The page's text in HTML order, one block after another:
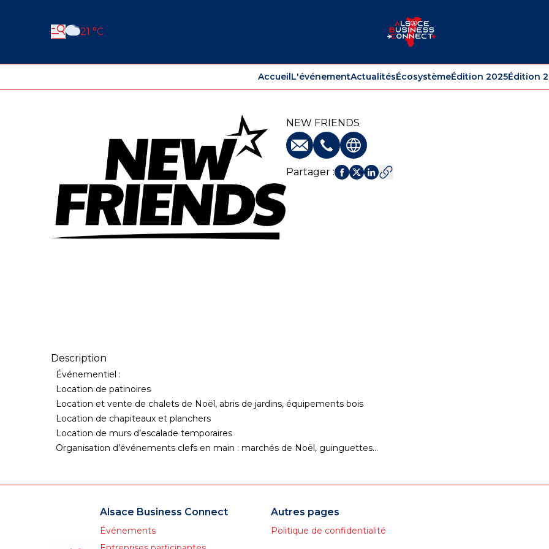
21 °C
AccueilL'événementActualitésÉcosystèmeÉdition 2025Édition
NEW FRIENDS
E-mailTéléphone
Site web
Partager :
Description
Événementiel :
Location de patinoires
Location et vente de chalets de Noël, abris de jardins, équipements bois
Location de chapiteaux et planchers
Location de murs d’escalade temporaires
Organisation d’événements clefs en main : marchés de Noël, guinguettes…
Alsace Business Connect
Événements
Autres pages
Politique de confidentialité